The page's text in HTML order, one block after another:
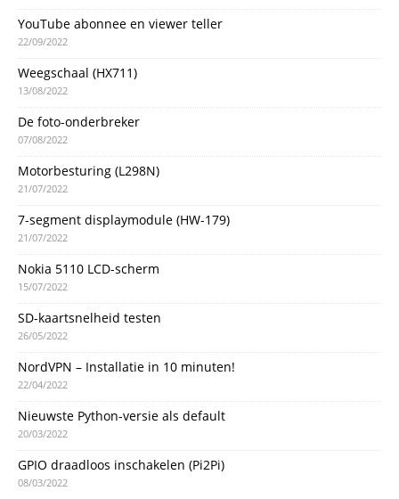
YouTube abonnee en viewer teller
22/09/2022
Weegschaal (HX711)
13/08/2022
De foto-onderbreker
07/08/2022
Motorbesturing (L298N)
21/07/2022
7-segment displaymodule (HW-179)
21/07/2022
Nokia 5110 LCD-scherm
15/07/2022
SD-kaartsnelheid testen
26/05/2022
NordVPN – Installatie in 10 minuten!
22/04/2022
Nieuwste Python-versie als default
20/03/2022
GPIO draadloos inschakelen (Pi2Pi)
08/03/2022